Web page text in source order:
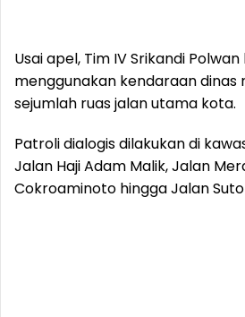
Usai apel, Tim IV Srikandi
menggunakan kendaraan dinas
sejumlah ruas jalan utama kota.
Patroli dialogis dilakukan di
Jalan Haji Adam Malik, Jalan
Cokroaminoto hingga Jalan